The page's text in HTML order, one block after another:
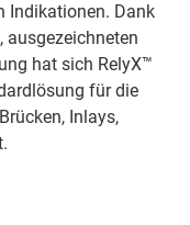
Indikationen. Dank
ausgezeichneten
hat sich RelyX™
für die
Inlays,